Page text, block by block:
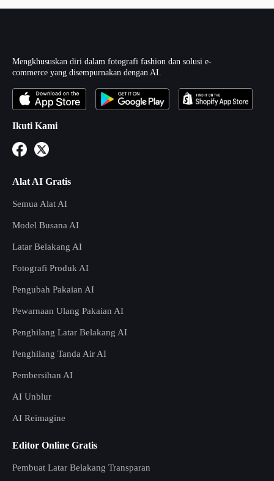
Mengkhususkan diri dalam fotografi fashion dan solusi e-
commerce yang disempurnakan dengan AI.
Ikuti Kami
Alat AI Gratis
Semua Alat AI
Model Busana AI
Latar Belakang AI
Fotografi Produk AI
Pengubah Pakaian AI
Pewarnaan Ulang Pakaian AI
Penghilang Latar Belakang AI
Penghilang Tanda Air AI
Pembersihan AI
AI Unblur
AI Reimagine
Editor Online Gratis
Pembuat Latar Belakang Transparan